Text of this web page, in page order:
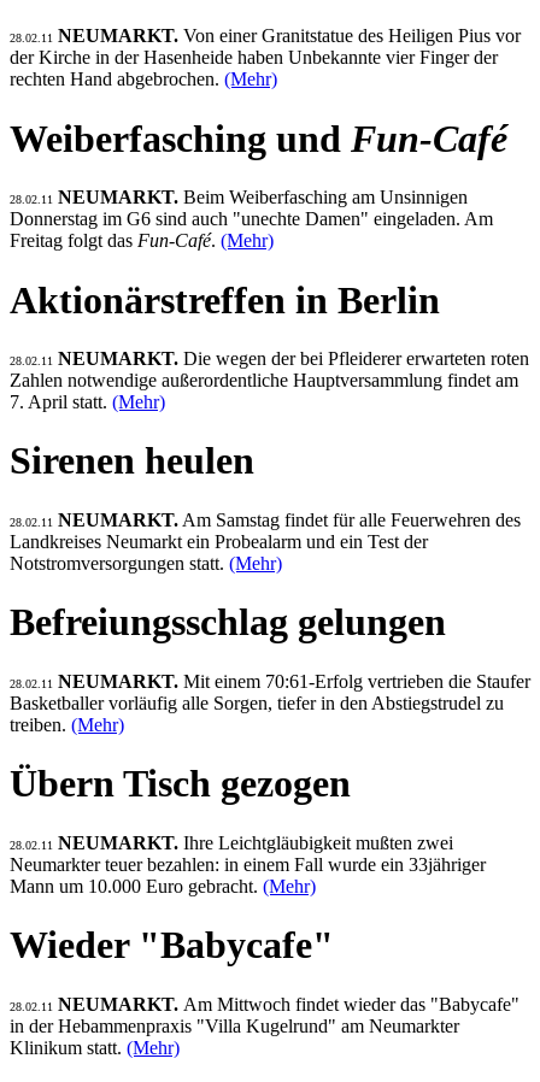
28.02.11 NEUMARKT. Von einer Granitstatue des Heiligen Pius vor
der Kirche in der Hasenheide haben Unbekannte vier Finger der
rechten Hand abgebrochen. (Mehr)
Weiberfasching und Fun-Café
28.02.11 NEUMARKT. Beim Weiberfasching am Unsinnigen
Donnerstag im G6 sind auch "unechte Damen" eingeladen. Am
Freitag folgt das Fun-Café. (Mehr)
Aktionärstreffen in Berlin
28.02.11 NEUMARKT. Die wegen der bei Pfleiderer erwarteten roten
Zahlen notwendige außerordentliche Hauptversammlung findet am
7. April statt. (Mehr)
Sirenen heulen
28.02.11 NEUMARKT. Am Samstag findet für alle Feuerwehren des
Landkreises Neumarkt ein Probealarm und ein Test der
Notstromversorgungen statt. (Mehr)
Befreiungsschlag gelungen
28.02.11 NEUMARKT. Mit einem 70:61-Erfolg vertrieben die Staufer
Basketballer vorläufig alle Sorgen, tiefer in den Abstiegstrudel zu
treiben. (Mehr)
Übern Tisch gezogen
28.02.11 NEUMARKT. Ihre Leichtgläubigkeit mußten zwei
Neumarkter teuer bezahlen: in einem Fall wurde ein 33jähriger
Mann um 10.000 Euro gebracht. (Mehr)
Wieder "Babycafe"
28.02.11 NEUMARKT. Am Mittwoch findet wieder das "Babycafe"
in der Hebammenpraxis "Villa Kugelrund" am Neumarkter
Klinikum statt. (Mehr)